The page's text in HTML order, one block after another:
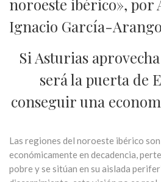
noroeste ibérico», por
Ignacio García-Arango
Si Asturias
será la puerta de
conseguir una
Las regiones del noroeste ibérico
económicamente en decadencia,
pobre y se sitúan en su aislada